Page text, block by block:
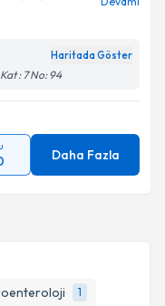
1
Haritada Göster
: 7 No: 94
Daha Fazla